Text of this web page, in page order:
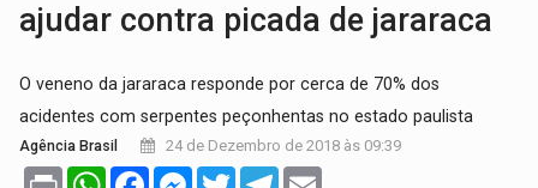
ajudar contra picada de jararaca
O veneno da jararaca responde por cerca de 70% dos
acidentes com serpentes peçonhentas no estado paulista
Agência Brasil 24 de Dezembro de 2018 às 09:39
Print WhatsAppFacebookMessenger
TwitterTelegram